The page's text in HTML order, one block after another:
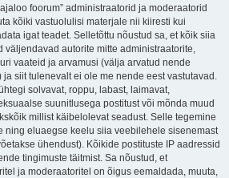
foorum” administraatorid ja moderaatorid
kõiki vastuolulisi materjale nii kiiresti kui
igat teadet. Selletõttu nõustud sa, et kõik siia
väljendavad autorite mitte administraatorite,
vaateid ja arvamusi (välja arvatud nende
siit tulenevalt ei ole me nende eest vastutavad.
solvavat, roppu, labast, laimavat,
suunitlusega postitust või mõnda muud
millist käibelolevat seadust. Selle tegemine
ning eluaegse keelu siia veebilehele sisenemast
ühendust). Kõikide postituste IP aadressid
tingimuste täitmist. Sa nõustud, et
ja moderaatoritel on õigus eemaldada, muuta,